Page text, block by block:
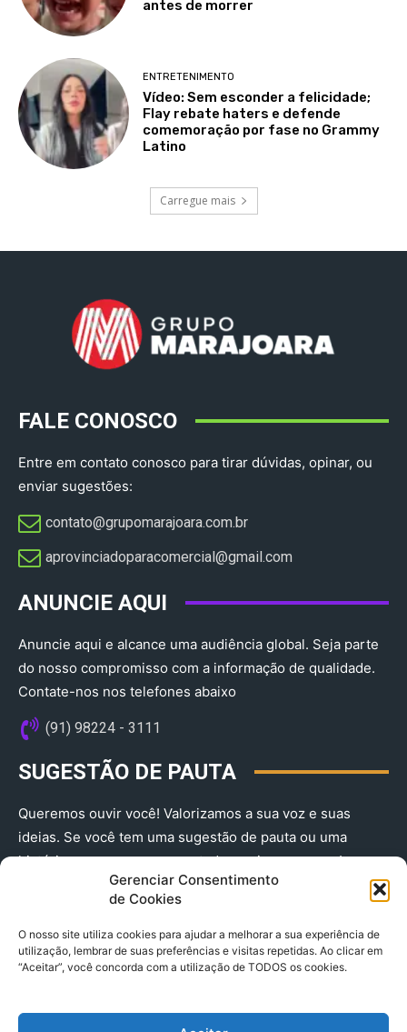
Gerenciar Consentimento
de Cookies
O nosso site utiliza cookies para ajudar a melhorar a sua experiência de
utilização, lembrar de suas preferências e visitas repetidas. Ao clicar em
“Aceitar”, você concorda com a utilização de TODOS os cookies.
antes de morrer
ENTRETENIMENTO
Vídeo: Sem esconder a felicidade;
Flay rebate haters e defende
comemoração por fase no Grammy
Latino
Carregue mais
FALE CONOSCO
Entre em contato conosco para tirar dúvidas, opinar, ou
enviar sugestões:
contato@grupomarajoara.com.br
aprovinciadoparacomercial@gmail.com​
ANUNCIE AQUI
Anuncie aqui e alcance uma audiência global. Seja parte
do nosso compromisso com a informação de qualidade.
Contate-nos nos telefones abaixo
(91) 98224 - 3111
SUGESTÃO DE PAUTA
Queremos ouvir você! Valorizamos a sua voz e suas
ideias. Se você tem uma sugestão de pauta ou uma
história que merece ser contada, envie-nos agora!
(91) 98224 - 3111